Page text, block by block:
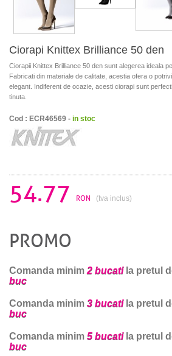
Ciorapi Knittex Brilliance 50 den
Ciorapii Knittex Brilliance 50 den sunt alegerea ideala
Fabricati din materiale de calitate, acestia ofera o
elegant. Indiferent de ocazie, acesti ciorapi sunt
tinuta.
Cod : ECR46569 - in stoc
54.77 RON (tva inclus)
PROMO
Comanda minim 2 bucatila pretul
buc
Comanda minim 3 bucatila pretul
buc
Comanda minim 5 bucatila pretul
buc